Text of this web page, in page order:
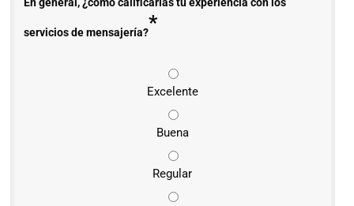
En general, ¿cómo calificarías tu experiencia con los
servicios de mensajería?*
Excelente
Buena
Regular